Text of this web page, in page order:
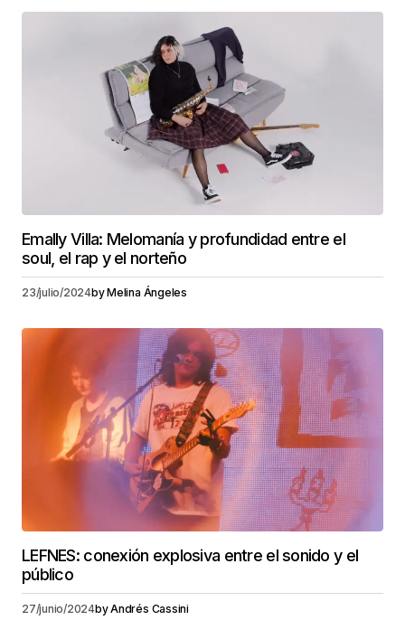
Emally Villa: Melomanía y profundidad entre el
soul, el rap y el norteño
23/julio/2024byMelina Ángeles
LEFNES: conexión explosiva entre el sonido y el
público
27/junio/2024byAndrés Cassini